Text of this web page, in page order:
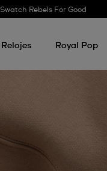
Swatch Rebels For Good
Relojes Royal Pop